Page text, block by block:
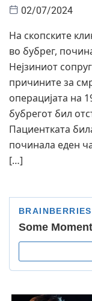
02/07/2024
На скопските
во бубрег,
Нејзиниот
причините за
операцијата на
бубрегот бил
Пациентката
починала еден
[…]